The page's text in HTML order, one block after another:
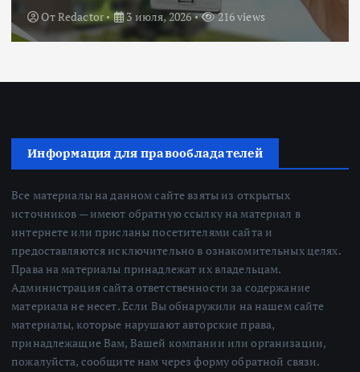
ОтRedactor 3 июля, 2026 216 views
Информация для правообладателей
Все материалы на данном сайте взяты из открытых
источников — имеют обратную ссылку на материал в
интернете или присланы посетителями сайта и
предоставляются исключительно в ознакомительных целях.
Права на материалы принадлежат их владельцам.
Администрация сайта ответственности за содержание
материала не несет. Если Вы обнаружили на нашем сайте
материалы, которые нарушают авторские права,
принадлежащие Вам, Вашей компании или организации,
пожалуйста, сообщите нам через форму обратной связи.